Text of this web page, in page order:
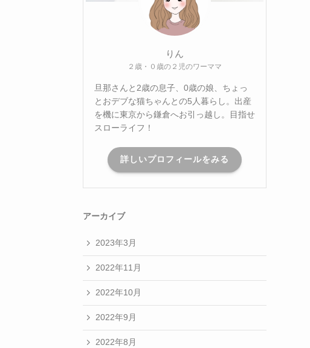
りん
２歳・０歳の２児のワーママ
旦那さんと2歳の息子、0歳の娘、ちょっ
とおデブな猫ちゃんとの5人暮らし。出産
を機に東京から鎌倉へお引っ越し。目指せ
スローライフ！
詳しいプロフィールをみる
アーカイブ
2023年3月
2022年11月
2022年10月
2022年9月
2022年8月